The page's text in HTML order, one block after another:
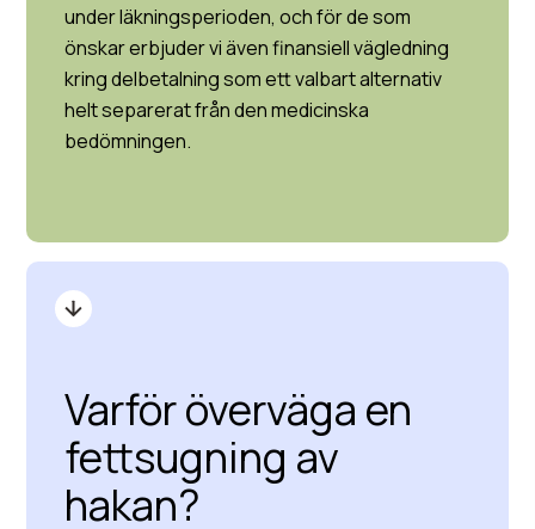
under läkningsperioden, och för de som
önskar erbjuder vi även finansiell vägledning
kring delbetalning som ett valbart alternativ
helt separerat från den medicinska
bedömningen.
Varför överväga en
fettsugning av
hakan?